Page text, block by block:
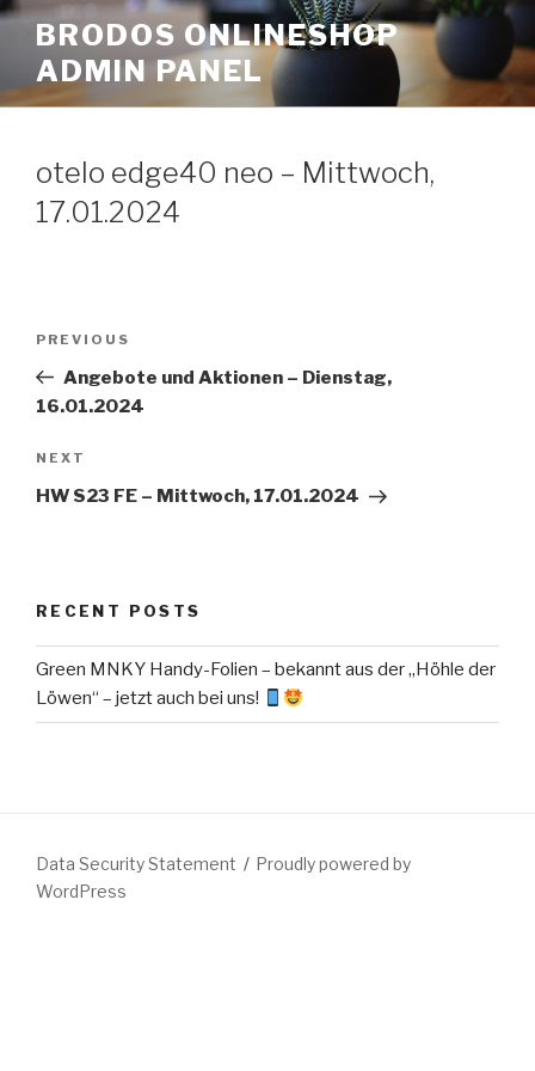
Skip
content
BRODOS ONLINESHOP
ADMIN PANEL
otelo edge40 neo – Mittwoch,
17.01.2024
Previous
Post
PREVIOUS
Angebote und Aktionen – Dienstag,
16.01.2024
Next
Post
NEXT
HW S23 FE – Mittwoch, 17.01.2024
RECENT POSTS
Green MNKY Handy-Folien – bekannt aus der „Höhle der
Löwen“ – jetzt auch bei uns!
Data Security Statement
Proudly powered by
WordPress